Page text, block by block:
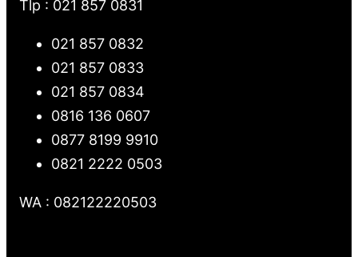
Tlp : 021 857 0831
021 857 0832
021 857 0833
021 857 0834
0816 136 0607
0877 8199 9910
0821 2222 0503
WA : 082122220503